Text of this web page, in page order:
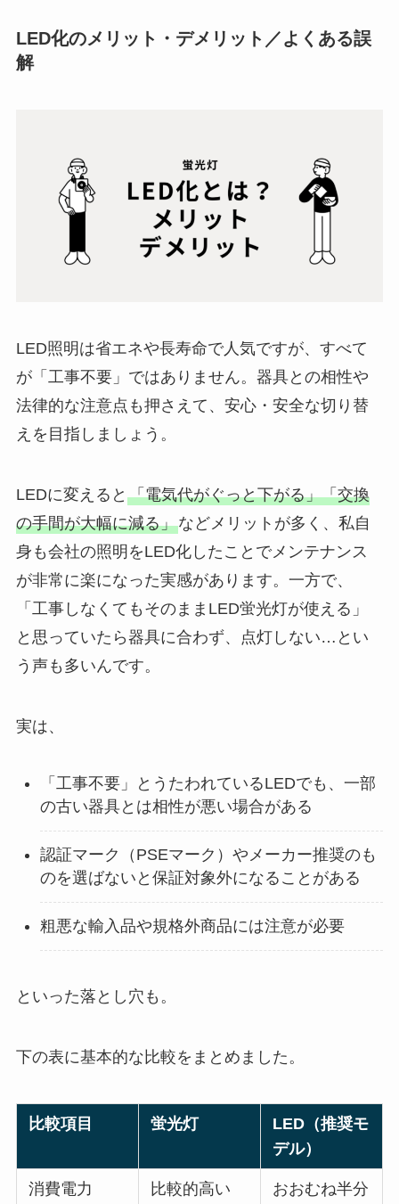
LED化のメリット・デメリット／よくある誤
解
LED照明は省エネや長寿命で人気ですが、すべて
が「工事不要」ではありません。器具との相性や
法律的な注意点も押さえて、安心・安全な切り替
えを目指しましょう。
LEDに変えると 「電気代がぐっと下がる」「交換
の手間が大幅に減る」などメリットが多く、私自
身も会社の照明をLED化したことでメンテナンス
が非常に楽になった実感があります。一方で、
「工事しなくてもそのままLED蛍光灯が使える」
と思っていたら器具に合わず、点灯しない…とい
う声も多いんです。
実は、
「工事不要」とうたわれているLEDでも、一部
の古い器具とは相性が悪い場合がある
認証マーク（PSEマーク）やメーカー推奨のも
のを選ばないと保証対象外になることがある
粗悪な輸入品や規格外商品には注意が必要
といった落とし穴も。
下の表に基本的な比較をまとめました。
比較項目 蛍光灯
LED（推奨モ
デル）
消費電力 比較的高い
おおむね半分